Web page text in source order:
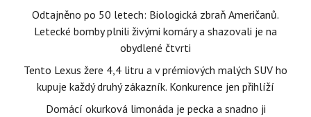
Odtajněno po 50 letech: Biologická zbraň Američanů.
Letecké bomby plnili živými komáry a shazovali je na
obydlené čtvrti
Tento Lexus žere 4,4 litru a v prémiových malých SUV ho
kupuje každý druhý zákazník. Konkurence jen přihlíží
Domácí okurková limonáda je pecka a snadno ji